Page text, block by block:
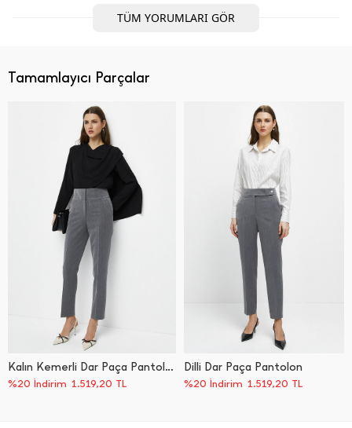
TÜM YORUMLARI GÖR
Tamamlayıcı Parçalar
Kalın Kemerli Dar Paça Pantolon
%20 İndirim 1.519,20 TL
Dilli Dar Paça Pantolon
%20 İndirim 1.519,20 TL